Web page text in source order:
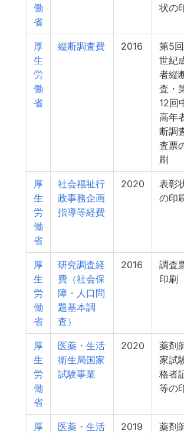
働
省
状の
厚
生
労
働
省
縦断調査費 2016
第5
世紀
者縦
査・
12回
高年
断調
査票
刷
厚
生
労
働
省
社会福祉行
政事務企画
指導等経費
2020
表彰
の印
厚
生
労
働
省
研究調査経
費（社会保
障・人口問
題基本調
査）
2016
調査
印刷
厚
生
労
働
省
医薬・生活
衛生局国家
試験事業
2020
薬剤
家試
格者
等の
厚
医薬・生活
2019
薬剤